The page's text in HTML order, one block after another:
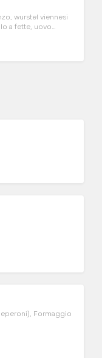
wurstel viennesi
a fette, uovo
Formaggio